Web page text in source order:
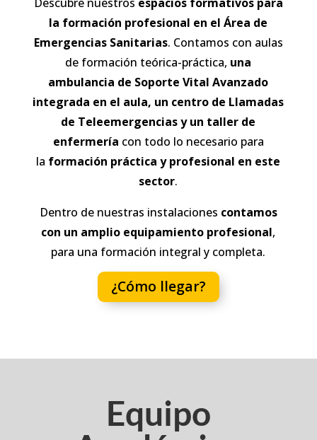
la formación profesional en el Área de
Emergencias Sanitarias. Contamos con aulas
de formación teórica-práctica, una
ambulancia de Soporte Vital Avanzado
integrada en el aula, un centro de Llamadas
de Teleemergencias y un taller de
enfermería con todo lo necesario para
la formación práctica y profesional en este
sector.
Dentro de nuestras instalaciones contamos
con un amplio equipamiento profesional,
para una formación integral y completa.
¿Cómo llegar?
Equipo